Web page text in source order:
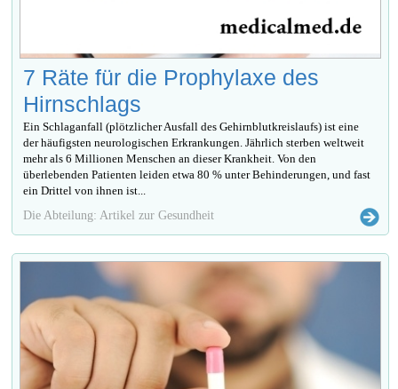
7 Räte für die Prophylaxe des
Hirnschlags
Ein Schlaganfall (plötzlicher Ausfall des Gehirnblutkreislaufs) ist eine
der häufigsten neurologischen Erkrankungen. Jährlich sterben weltweit
mehr als 6 Millionen Menschen an dieser Krankheit. Von den
überlebenden Patienten leiden etwa 80 % unter Behinderungen, und fast
ein Drittel von ihnen ist...
Die Abteilung: Artikel zur Gesundheit